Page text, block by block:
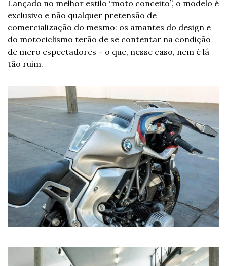
Lançado no melhor estilo “moto conceito”, o modelo é
exclusivo e não qualquer pretensão de
comercialização do mesmo: os amantes do design e
do motociclismo terão de se contentar na condição
de mero espectadores – o que, nesse caso, nem é lá
tão ruim.